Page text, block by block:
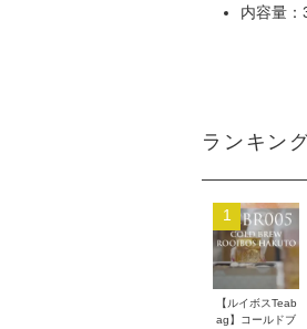
内容量：
ランキン
1
【ルイボスTeab
ag】コールドブ